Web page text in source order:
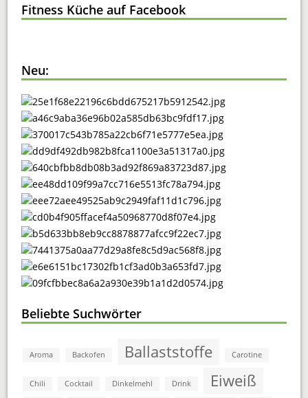
Fitness Küche auf Facebook
Neu:
Beliebte Suchwörter
Aroma Backofen Ballaststoffe Carotine
Chili Cocktail Dinkelmehl Drink Eiweiß